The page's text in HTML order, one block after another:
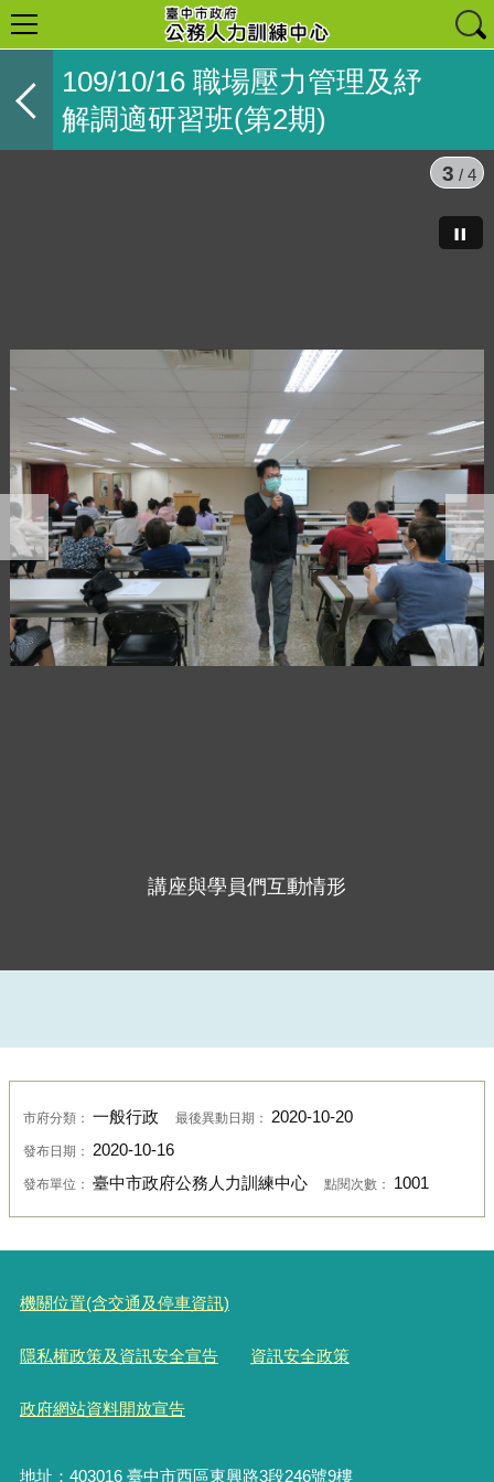
109/10/16 職場壓力管理及紓
解調適研習班(第2期)
講座與學員們互動情形
3 / 4
市府分類： 一般行政 最後異動日期： 2020-10-20
發布日期： 2020-10-16
發布單位： 臺中市政府公務人力訓練中心 點閱次數： 1001
機關位置(含交通及停車資訊)
隱私權政策及資訊安全宣告 資訊安全政策
政府網站資料開放宣告
地址：403016 臺中市西區東興路3段246號9樓